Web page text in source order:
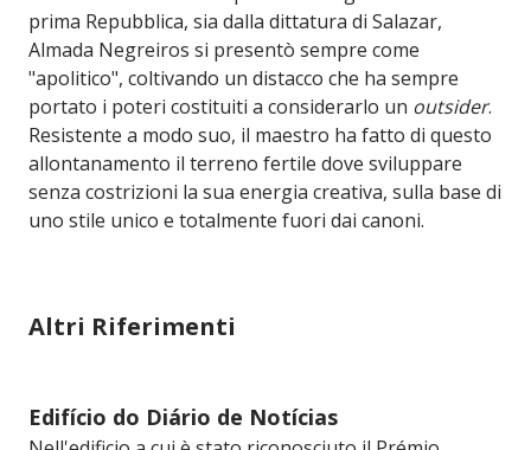
prima Repubblica, sia dalla dittatura di Salazar,
Almada Negreiros si presentò sempre come
"apolitico", coltivando un distacco che ha sempre
portato i poteri costituiti a considerarlo un outsider.
Resistente a modo suo, il maestro ha fatto di questo
allontanamento il terreno fertile dove sviluppare
senza costrizioni la sua energia creativa, sulla base di
uno stile unico e totalmente fuori dai canoni.
Altri Riferimenti
Edifício do Diário de Notícias